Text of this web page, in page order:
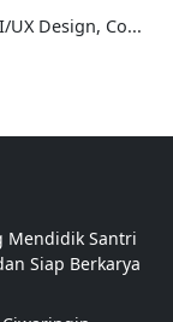
Design, Co...
Mendidik Santri
Siap Berkarya